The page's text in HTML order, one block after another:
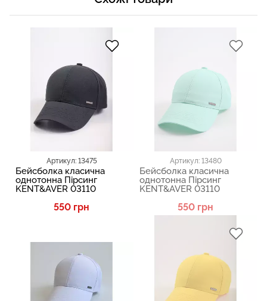
Артикул: 13475
Бейсболка класична
однотонна Пірсинг
KENT&AVER 03110
550 грн
Артикул: 13480
Бейсболка класична
однотонна Пірсинг
KENT&AVER 03110
550 грн